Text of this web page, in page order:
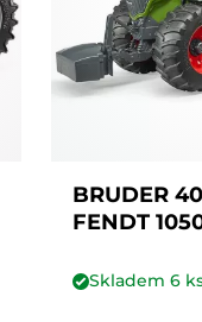
BRUDER
FENDT
Skladem 6